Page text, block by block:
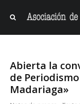
Abierta la
de
Madariaga»